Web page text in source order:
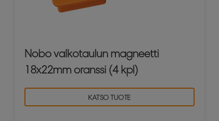
Nobo valkotaulun magneetti
18x22mm oranssi (4 kpl)
KATSO TUOTE